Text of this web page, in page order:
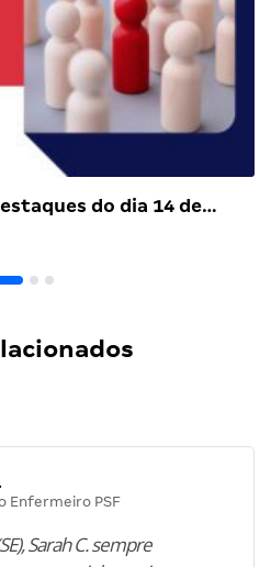
do dia 14 de…
Enfermeiro PSF
Sarah C. sempre